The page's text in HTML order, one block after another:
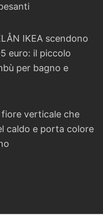
IKEA scendono
euro: il piccolo
per bagno e
verticale che
caldo e porta colore